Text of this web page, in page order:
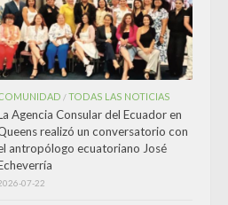
/TODAS LAS NOTICIAS
Agencia Consular del Ecuador en
realizó un conversatorio con
antropólogo ecuatoriano José
07-22